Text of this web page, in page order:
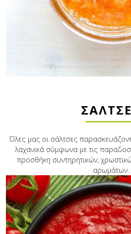
Όλες μας οι σάλτσες
λαχανικά σύμφωνα με τις
προσθήκη συντηρητικών,
αρωμάτων.